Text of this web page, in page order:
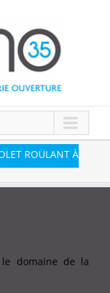
ROULANT À
le domaine de la